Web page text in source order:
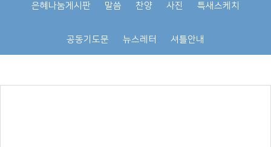
은혜나눔게시판 말씀 찬양 사진 특새스케치
공동기도문 뉴스레터 셔틀안내